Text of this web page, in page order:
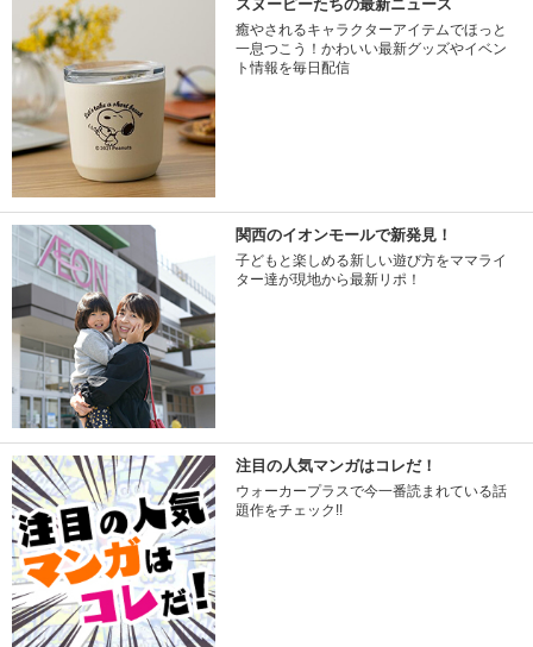
スヌーピーたちの最新ニュース
癒やされるキャラクターアイテムでほっと
一息つこう！かわいい最新グッズやイベン
ト情報を毎日配信
関西のイオンモールで新発見！
子どもと楽しめる新しい遊び方をママライ
ター達が現地から最新リポ！
注目の人気マンガはコレだ！
ウォーカープラスで今一番読まれている話
題作をチェック!!